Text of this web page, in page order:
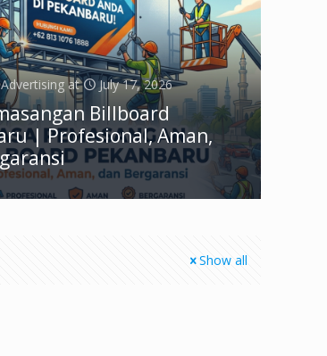
at July 17, 2026
Billboard
| Profesional, Aman,
Show all